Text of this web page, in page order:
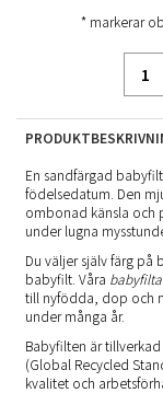
* markerar
En sandfärgad
födelsedatum. Den
ombonad känsla och
under lugna
Du väljer själv färg
babyfilt. Våra
till nyfödda, dop och
under många år.
Babyfilten är
(Global Recycled
kvalitet och